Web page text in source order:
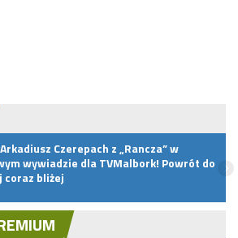
Czerepach z „Rancza” w
wywiadzie dla TVMalbork! Powrót do
coraz bliżej